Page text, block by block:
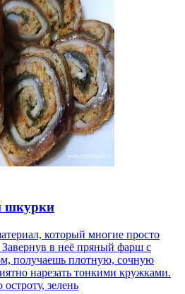
шкурки
который многие просто
в неё пряный фарш с
получаешь плотную, сочную
нарезать тонкими кружками.
зелень